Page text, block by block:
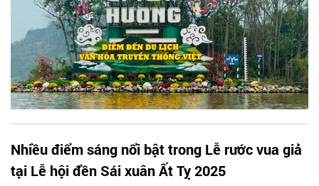
Nhiều điểm sáng nổi bật trong Lễ rước vua giả
tại Lễ hội đền Sái xuân Ất Tỵ 2025